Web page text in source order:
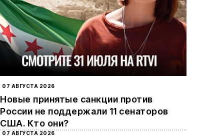
07 АВГУСТА 2026
Новые принятые санкции против
России не поддержали 11 сенаторов
США. Кто они?
07 АВГУСТА 2026